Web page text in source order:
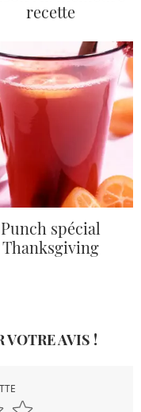
recette
Punch spécial
Thanksgiving
VOTRE AVIS !